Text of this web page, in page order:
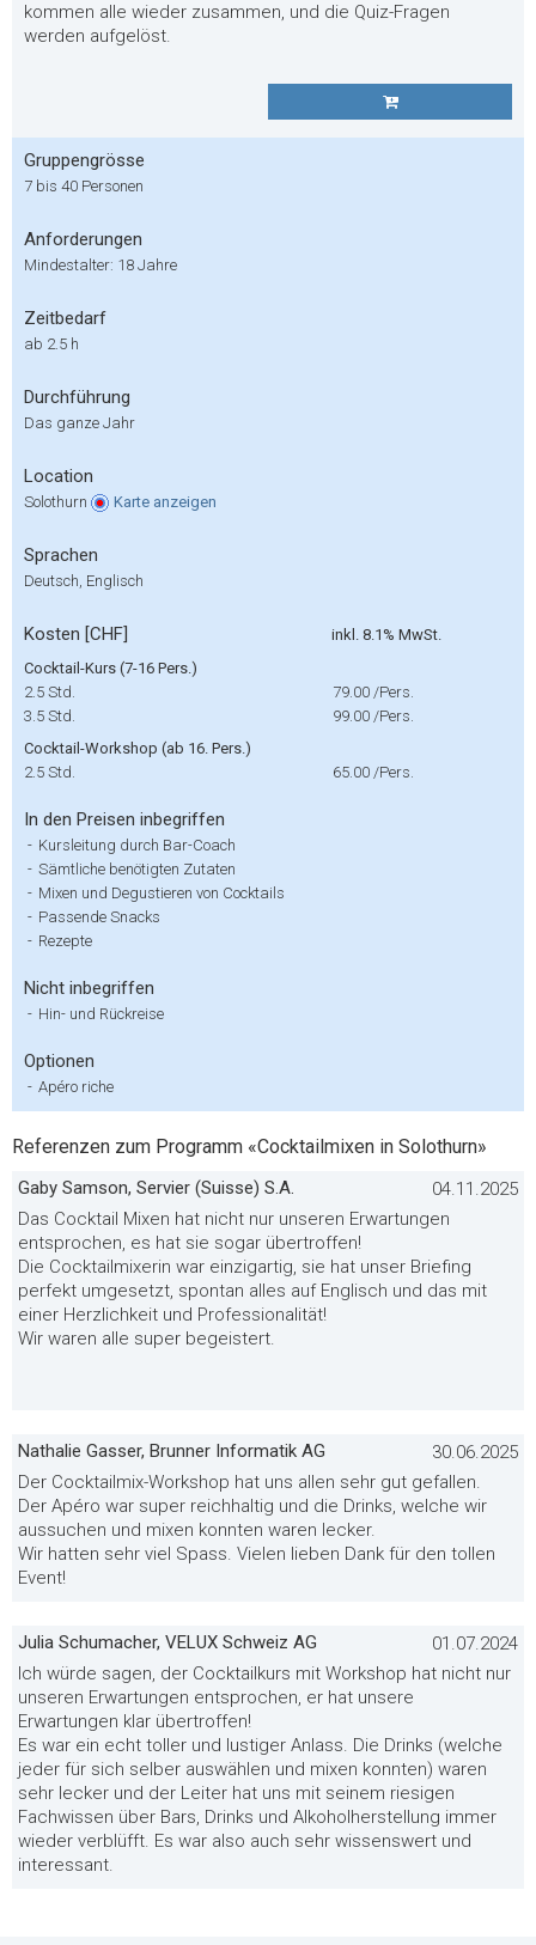
kommen alle wieder zusammen, und die Quiz-Fragen
werden aufgelöst.
Gruppengrösse
7 bis 40 Personen
Anforderungen
Mindestalter: 18 Jahre
Zeitbedarf
ab 2.5 h
Durchführung
Das ganze Jahr
Location
Solothurn Karte anzeigen
Sprachen
Deutsch, Englisch
Kosten [CHF]
inkl. 8.1% MwSt.
Cocktail-Kurs (7-16 Pers.)
2.5 Std.
79.00 /Pers.
3.5 Std.
99.00 /Pers.
Cocktail-Workshop (ab 16. Pers.)
2.5 Std.
65.00 /Pers.
In den Preisen inbegriffen
- Kursleitung durch Bar-Coach
- Sämtliche benötigten Zutaten
- Mixen und Degustieren von Cocktails
- Passende Snacks
- Rezepte
Nicht inbegriffen
- Hin- und Rückreise
Optionen
- Apéro riche
Referenzen zum Programm «Cocktailmixen in Solothurn»
Gaby Samson, Servier (Suisse) S.A.
04.11.2025
Das Cocktail Mixen hat nicht nur unseren Erwartungen
entsprochen, es hat sie sogar übertroffen!
Die Cocktailmixerin war einzigartig, sie hat unser Briefing
perfekt umgesetzt, spontan alles auf Englisch und das mit
einer Herzlichkeit und Professionalität!
Wir waren alle super begeistert.
Nathalie Gasser, Brunner Informatik AG
30.06.2025
Der Cocktailmix-Workshop hat uns allen sehr gut gefallen.
Der Apéro war super reichhaltig und die Drinks, welche wir
aussuchen und mixen konnten waren lecker.
Wir hatten sehr viel Spass. Vielen lieben Dank für den tollen
Event!
Julia Schumacher, VELUX Schweiz AG
01.07.2024
Ich würde sagen, der Cocktailkurs mit Workshop hat nicht nur
unseren Erwartungen entsprochen, er hat unsere
Erwartungen klar übertroffen!
Es war ein echt toller und lustiger Anlass. Die Drinks (welche
jeder für sich selber auswählen und mixen konnten) waren
sehr lecker und der Leiter hat uns mit seinem riesigen
Fachwissen über Bars, Drinks und Alkoholherstellung immer
wieder verblüfft. Es war also auch sehr wissenswert und
interessant.